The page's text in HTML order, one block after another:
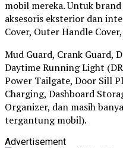
mobil mereka. Untuk
aksesoris eksterior dan
Cover, Outer Handle Cover,
Mud Guard, Crank Guard,
Daytime Running Light
Power Tailgate, Door Sill
Charging, Dashboard
Organizer, dan masih
tergantung mobil).
Advertisement